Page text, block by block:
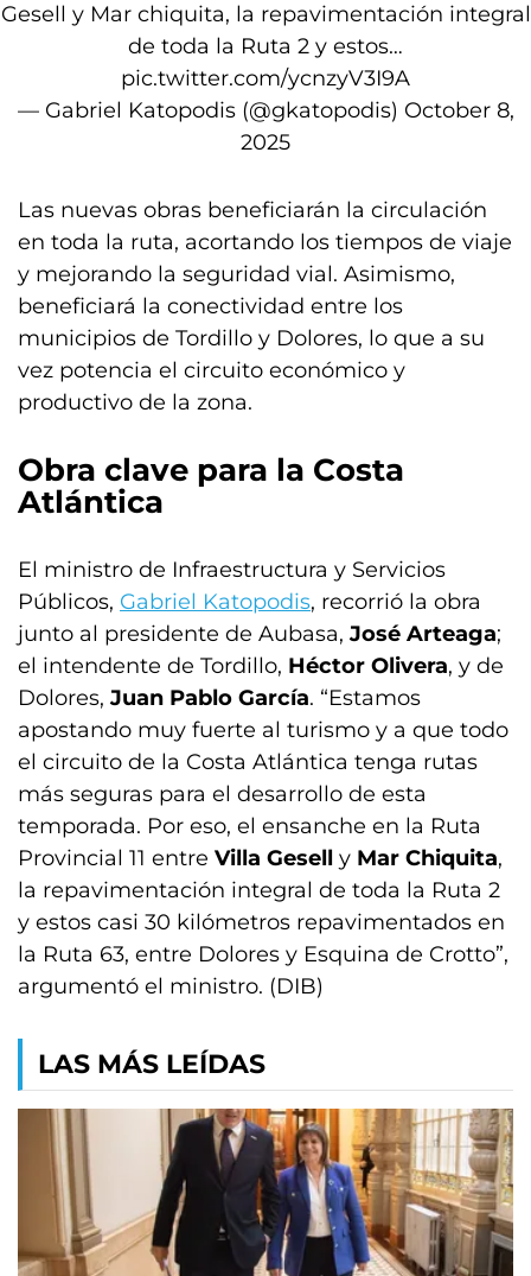
Gesell y Mar chiquita, la repavimentación integral
de toda la Ruta 2 y estos…
pic.twitter.com/ycnzyV3I9A
— Gabriel Katopodis (@gkatopodis) October 8,
2025
Las nuevas obras beneficiarán la circulación
en toda la ruta, acortando los tiempos de viaje
y mejorando la seguridad vial. Asimismo,
beneficiará la conectividad entre los
municipios de Tordillo y Dolores, lo que a su
vez potencia el circuito económico y
productivo de la zona.
Obra clave para la Costa
Atlántica
El ministro de Infraestructura y Servicios
Públicos, Gabriel Katopodis, recorrió la obra
junto al presidente de Aubasa, José Arteaga;
el intendente de Tordillo, Héctor Olivera, y de
Dolores, Juan Pablo García. “Estamos
apostando muy fuerte al turismo y a que todo
el circuito de la Costa Atlántica tenga rutas
más seguras para el desarrollo de esta
temporada. Por eso, el ensanche en la Ruta
Provincial 11 entre Villa Gesell y Mar Chiquita,
la repavimentación integral de toda la Ruta 2
y estos casi 30 kilómetros repavimentados en
la Ruta 63, entre Dolores y Esquina de Crotto”,
argumentó el ministro. (DIB)
LAS MÁS LEÍDAS